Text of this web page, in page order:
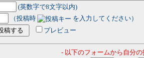
(英数字で8文字以内)
（投稿時
を入力してください）
プレビュー
- 以下のフォームから自分